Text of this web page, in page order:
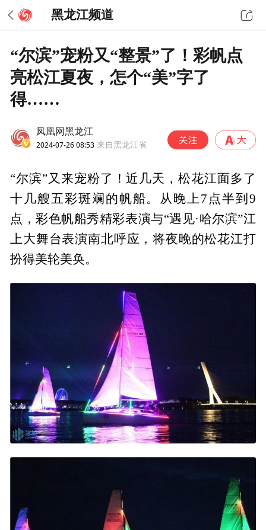
黑龙江频道
“尔滨”宠粉又“整景”了！彩帆点
亮松江夏夜，怎个“美”字了
得……
凤凰网黑龙江
2024-07-26 08:53 来自黑龙江省
“尔滨”又来宠粉了！近几天，松花江面多了
十几艘五彩斑斓的帆船。从晚上7点半到9
点，彩色帆船秀精彩表演与“遇见·哈尔滨”江
上大舞台表演南北呼应，将夜晚的松花江打
扮得美轮美奂。